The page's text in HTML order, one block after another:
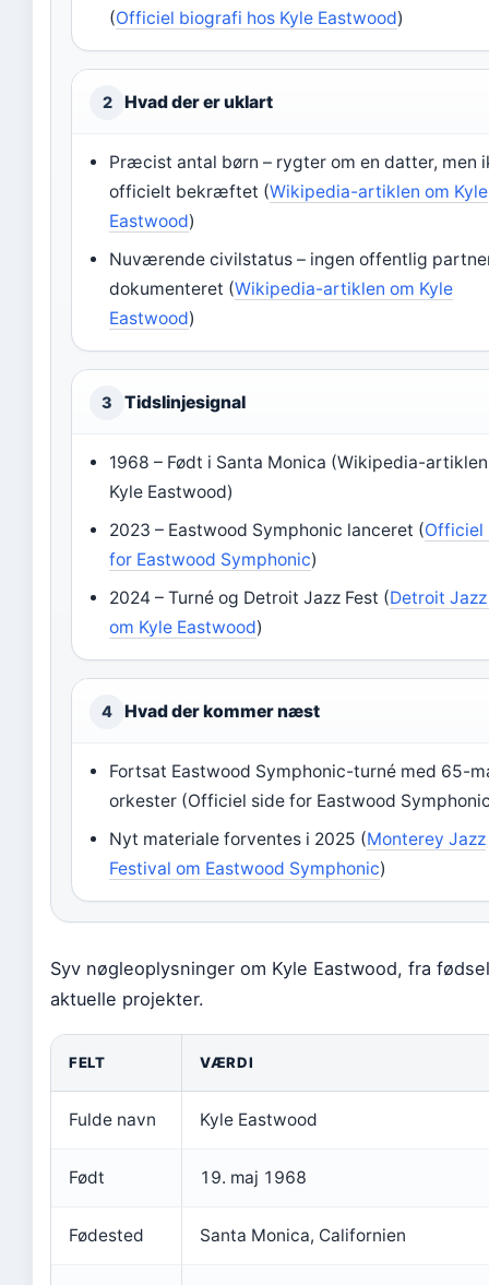
(Officiel biografi hos Kyle Eastwood)
2 Hvad der er uklart
Præcist antal børn – rygter om en datter, men
officielt bekræftet (Wikipedia-artiklen om Kyle
Eastwood)
Nuværende civilstatus – ingen offentlig
dokumenteret (Wikipedia-artiklen om Kyle
Eastwood)
3 Tidslinjesignal
1968 – Født i Santa Monica (Wikipedia-
Kyle Eastwood)
2023 – Eastwood Symphonic lanceret (Officiel
for Eastwood Symphonic)
2024 – Turné og Detroit Jazz Fest (Detroit
om Kyle Eastwood)
4 Hvad der kommer næst
Fortsat Eastwood Symphonic-turné med 65-
orkester (Officiel side for Eastwood
Nyt materiale forventes i 2025 (Monterey Jazz
Festival om Eastwood Symphonic)
Syv nøgleoplysninger om Kyle Eastwood, fra
aktuelle projekter.
FELT VÆRDI
Fulde navn Kyle Eastwood
Født 19. maj 1968
Fødested Santa Monica, Californien